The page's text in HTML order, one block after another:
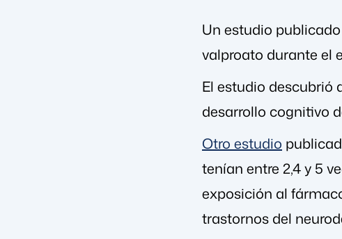
Un estudio
valproato durante el
El estudio descubrió
desarrollo cognitivo
Otro estudio
tenían entre 2,4 y 5
exposición al
trastornos del